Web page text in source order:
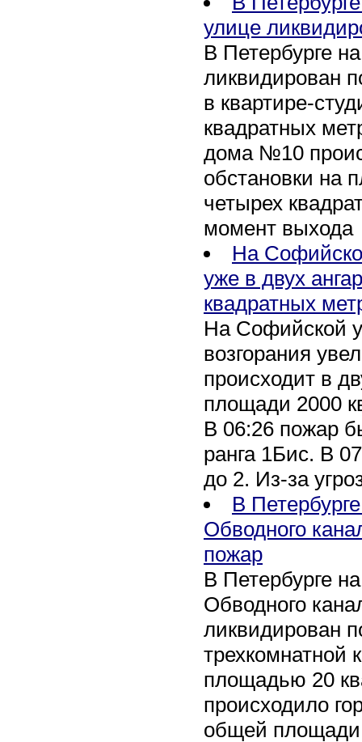
улице
В Петербурге
ликвидирован
в квартире-
квадратных
дома №10
обстановки на
четырех
момент выхода
На
уже в двух
квадратных
На Софийской
возгорания
происходит в
площади 2000
В 06:26 пожар
ранга 1Бис. В
до 2. Из-за
В
Обводного
пожар
В Петербурге
Обводного
ликвидирован
трехкомнатной
площадью 20
происходило
общей площади